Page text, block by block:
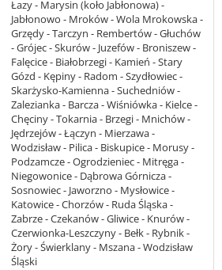
Łazy - Marysin (koło Jabłonowa) -
Jabłonowo - Mroków - Wola Mrokowska -
Grzędy - Tarczyn - Rembertów - Głuchów
- Grójec - Skurów - Juzefów - Broniszew -
Falęcice - Białobrzegi - Kamień - Stary
Gózd - Kępiny - Radom - Szydłowiec -
Skarżysko-Kamienna - Suchedniów -
Zalezianka - Barcza - Wiśniówka - Kielce -
Chęciny - Tokarnia - Brzegi - Mnichów -
Jędrzejów - Łączyn - Mierzawa -
Wodzisław - Pilica - Biskupice - Morusy -
Podzamcze - Ogrodzieniec - Mitręga -
Niegowonice - Dąbrowa Górnicza -
Sosnowiec - Jaworzno - Mysłowice -
Katowice - Chorzów - Ruda Śląska -
Zabrze - Czekanów - Gliwice - Knurów -
Czerwionka-Leszczyny - Bełk - Rybnik -
Żory - Świerklany - Mszana - Wodzisław
Śląski